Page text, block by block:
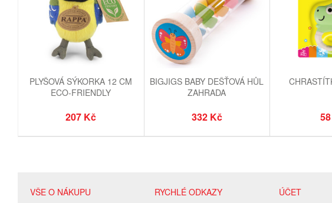
PLYŠOVÁ SÝKORKA 12 CM
ECO-FRIENDLY
207 Kč
BIGJIGS BABY DEŠŤOVÁ HŮL
ZAHRADA
332 Kč
VŠE O NÁKUPU RYCHLÉ ODKAZY ÚČET